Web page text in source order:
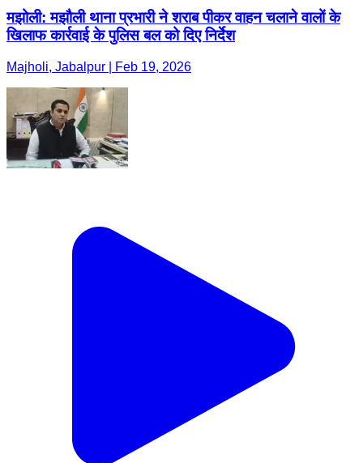
मझोली: मझौली थाना प्रभारी ने शराब पीकर वाहन चलाने वालों के
खिलाफ कार्रवाई के पुलिस बल को दिए निर्देश
Majholi, Jabalpur | Feb 19, 2026